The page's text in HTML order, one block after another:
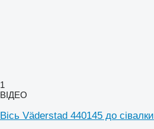
1
ВІДЕО
Вісь Väderstad 440145 до сівалки